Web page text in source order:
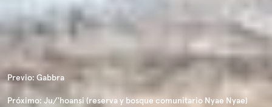
Previo: Gabbra
Próximo: Ju/'hoansi (reserva y bosque comunitario Nyae Nyae)